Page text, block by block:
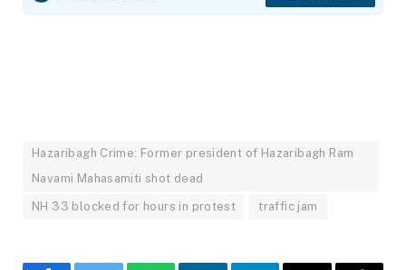
Hazaribagh Crime: Former president of Hazaribagh Ram
Navami Mahasamiti shot dead
NH 33 blocked for hours in protest traffic jam